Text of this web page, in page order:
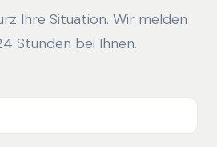
Ihre Situation. Wir melden
Stunden bei Ihnen.